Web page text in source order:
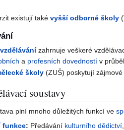
existují takévyšší odborné školy
zahrnuje veškeré
a profesních dovedností v
školy (ZUŠ) poskytují
soustavy
plní mnoho důležitých funkcí ve
funkce: Předávání kulturního dědictví